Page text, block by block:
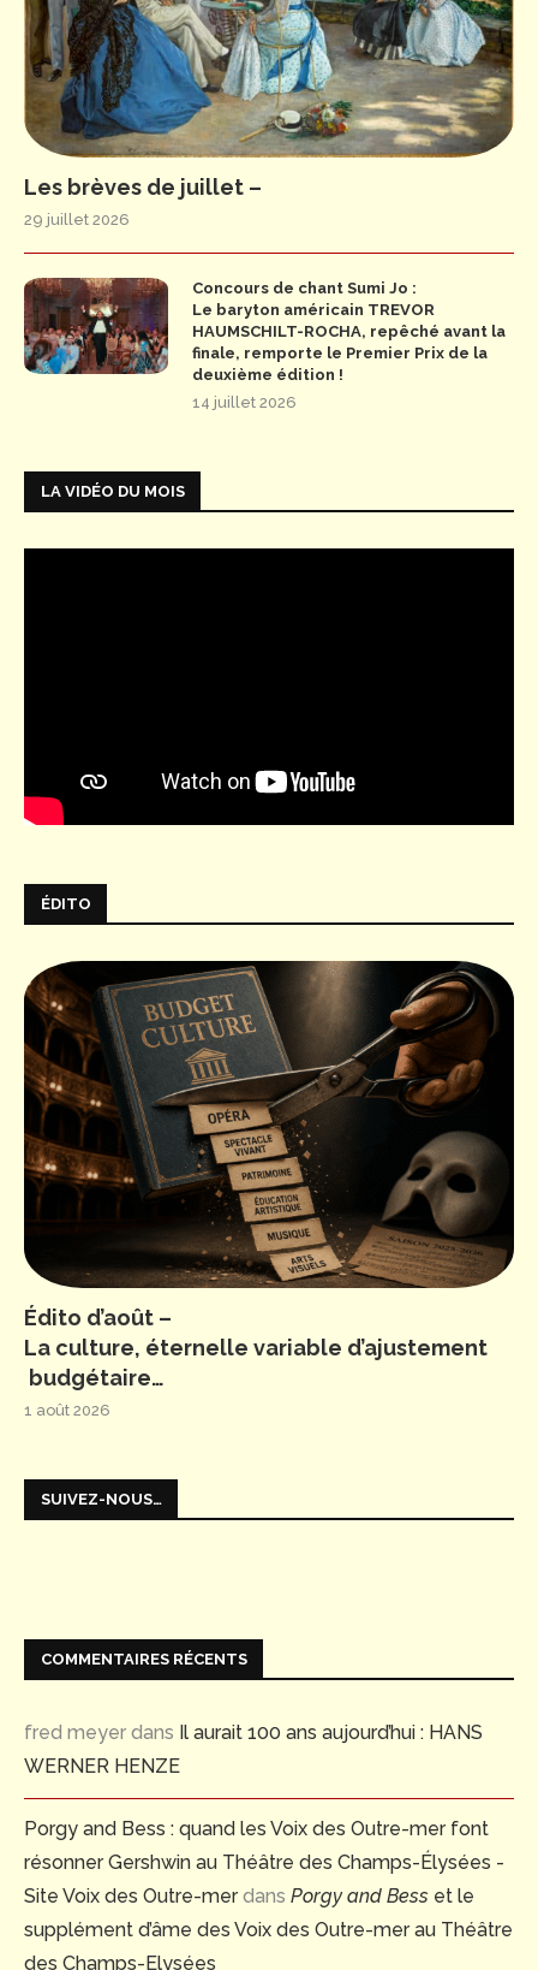
Les brèves de juillet –
29 juillet 2026
Concours de chant Sumi Jo :
Le baryton américain TREVOR
HAUMSCHILT-ROCHA, repêché avant la
finale, remporte le Premier Prix de la
deuxième édition !
14 juillet 2026
LA VIDÉO DU MOIS
ÉDITO
Édito d’août –
La culture, éternelle variable d’ajustement
budgétaire…
1 août 2026
SUIVEZ-NOUS…
COMMENTAIRES RÉCENTS
fred meyer dans Il aurait 100 ans aujourd’hui : HANS
WERNER HENZE
Porgy and Bess : quand les Voix des Outre-mer font
résonner Gershwin au Théâtre des Champs-Élysées -
Site Voix des Outre-merdans Porgy and Bess et le
supplément d’âme des Voix des Outre-mer au Théâtre
des Champs-Elysées